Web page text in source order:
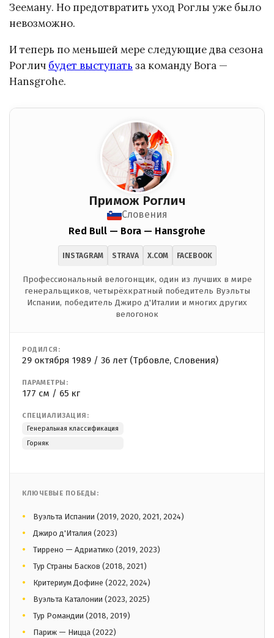
Зееману. Но предотвратить уход Роглы уже было
невозможно.
И теперь по меньшей мере следующие два сезона
Роглич будет выступать за команду Bora —
Hansgrohe.
Примож Роглич
Словения
Red Bull — Bora — Hansgrohe
INSTAGRAM STRAVA X.COM FACEBOOK
Профессиональный велогонщик, один из лучших в мире
генеральщиков, четырёхкратный победитель Вуэльты
Испании, победитель Джиро д'Италии и многих других
велогонок
РОДИЛСЯ:
29 октября 1989 / 36 лет (Трбовле, Словения)
ПАРАМЕТРЫ:
177 см / 65 кг
СПЕЦИАЛИЗАЦИЯ:
Генеральная классификация
Горняк
КЛЮЧЕВЫЕ ПОБЕДЫ:
Вуэльта Испании (2019, 2020, 2021, 2024)
Джиро д'Италия (2023)
Тиррено — Адриатико (2019, 2023)
Тур Страны Басков (2018, 2021)
Критериум Дофине (2022, 2024)
Вуэльта Каталонии (2023, 2025)
Тур Романдии (2018, 2019)
Париж — Ницца (2022)